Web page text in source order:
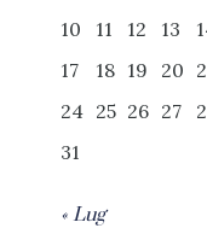
10
11 12 13
17
18 19 20
24 25 26 27
31
« Lug